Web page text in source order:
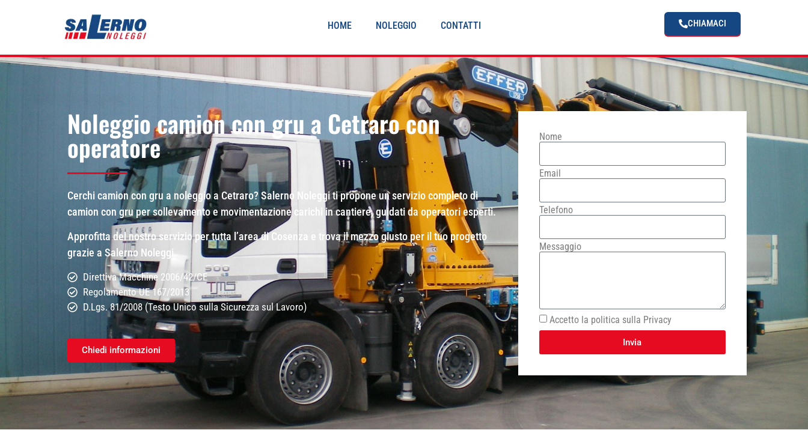
HOME NOLEGGIO CONTATTI CHIAMACI
Noleggio camion con gru a Cetraro con
operatore
Cerchi camion con gru a noleggio a Cetraro? Salerno Noleggi ti propone un servizio completo di
camion con gru per sollevamento e movimentazione carichi in cantiere, guidati da operatori esperti.
Approfitta del nostro servizio per tutta l’area di Cosenza e trova il mezzo giusto per il tuo progetto
grazie a Salerno Noleggi.
Direttiva Macchine 2006/42/CE
Regolamento UE 167/2013
D.Lgs. 81/2008 (Testo Unico sulla Sicurezza sul Lavoro)
Chiedi informazioni
Nome
Email
Telefono
Messaggio
Accetto la politica sulla Privacy
Invia